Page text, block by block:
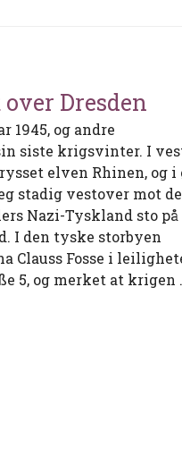
Dresden
1945, og andre
siste krigsvinter. I
elven Rhinen, og i
stadig vestover mot
Nazi-Tyskland sto på
I den tyske storbyen
Clauss Fosse i
5, og merket at krigen
falt over Dresden